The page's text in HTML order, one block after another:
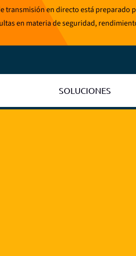
transmisión en directo está preparado
en materia de seguridad,
SOLUCIONES